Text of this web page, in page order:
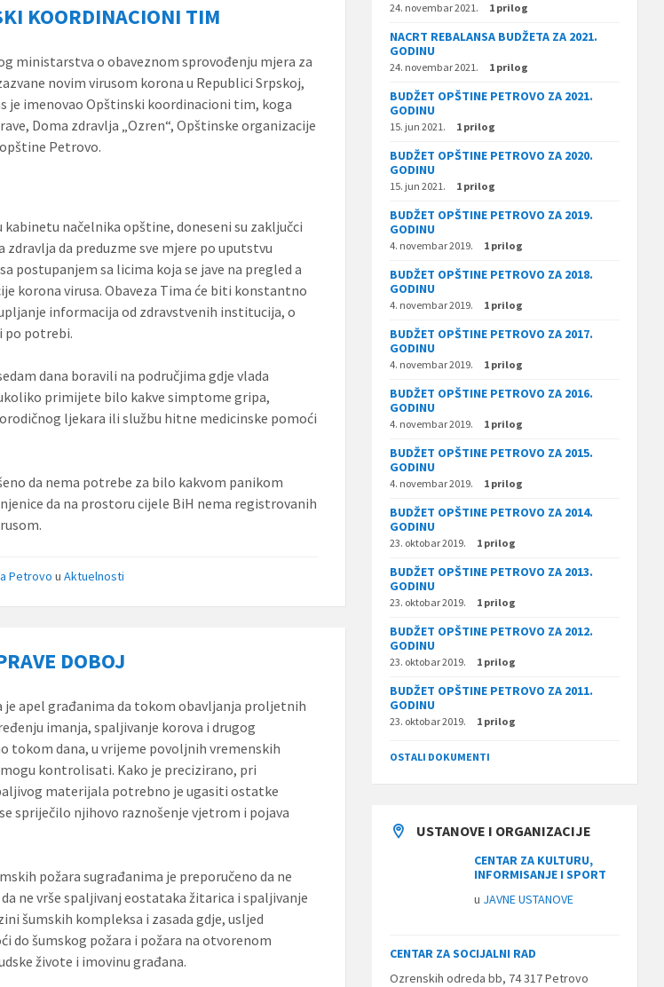
KOORDINACIONI TIM
ministarstva o obaveznom sprovođenju mjera za
novim virusom korona u Republici Srpskoj,
je imenovao Opštinski koordinacioni tim, koga
Doma zdravlja „Ozren“, Opštinske organizacije
Petrovo.
kabinetu načelnika opštine, doneseni su zaključci
zdravlja da preduzme sve mjere po uputstvu
postupanjem sa licima koja se jave na pregled a
korona virusa. Obaveza Tima će biti konstantno
informacija od zdravstvenih institucija, o
po potrebi.
dana boravili na područjima gdje vlada
primijete bilo kakve simptome gripa,
ljekara ili službu hitne medicinske pomoći
da nema potrebe za bilo kakvom panikom
da na prostoru cijele BiH nema registrovanih
Petrovo uAktuelnosti
DOBOJ
je apel građanima da tokom obavljanja proljetnih
imanja, spaljivanje korova i drugog
tokom dana, u vrijeme povoljnih vremenskih
kontrolisati. Kako je precizirano, pri
materijala potrebno je ugasiti ostatke
spriječilo njihovo raznošenje vjetrom i pojava
požara sugrađanima je preporučeno da ne
ne vrše spaljivanj eostataka žitarica i spaljivanje
šumskih kompleksa i zasada gdje, usljed
do šumskog požara i požara na otvorenom
živote i imovinu građana.
24. novembar 2021. 1 prilog
NACRT REBALANSA BUDŽETA ZA 2021.
GODINU
24. novembar 2021. 1 prilog
BUDŽET OPŠTINE PETROVO ZA 2021.
GODINU
15. jun 2021. 1 prilog
BUDŽET OPŠTINE PETROVO ZA 2020.
GODINU
15. jun 2021. 1 prilog
BUDŽET OPŠTINE PETROVO ZA 2019.
GODINU
4. novembar 2019. 1 prilog
BUDŽET OPŠTINE PETROVO ZA 2018.
GODINU
4. novembar 2019. 1 prilog
BUDŽET OPŠTINE PETROVO ZA 2017.
GODINU
4. novembar 2019. 1 prilog
BUDŽET OPŠTINE PETROVO ZA 2016.
GODINU
4. novembar 2019. 1 prilog
BUDŽET OPŠTINE PETROVO ZA 2015.
GODINU
4. novembar 2019. 1 prilog
BUDŽET OPŠTINE PETROVO ZA 2014.
GODINU
23. oktobar 2019. 1 prilog
BUDŽET OPŠTINE PETROVO ZA 2013.
GODINU
23. oktobar 2019. 1 prilog
BUDŽET OPŠTINE PETROVO ZA 2012.
GODINU
23. oktobar 2019. 1 prilog
BUDŽET OPŠTINE PETROVO ZA 2011.
GODINU
23. oktobar 2019. 1 prilog
OSTALI DOKUMENTI
USTANOVE I ORGANIZACIJE
CENTAR ZA KULTURU,
INFORMISANJE I SPORT
u JAVNE USTANOVE
CENTAR ZA SOCIJALNI RAD
Ozrenskih odreda bb, 74 317 Petrovo